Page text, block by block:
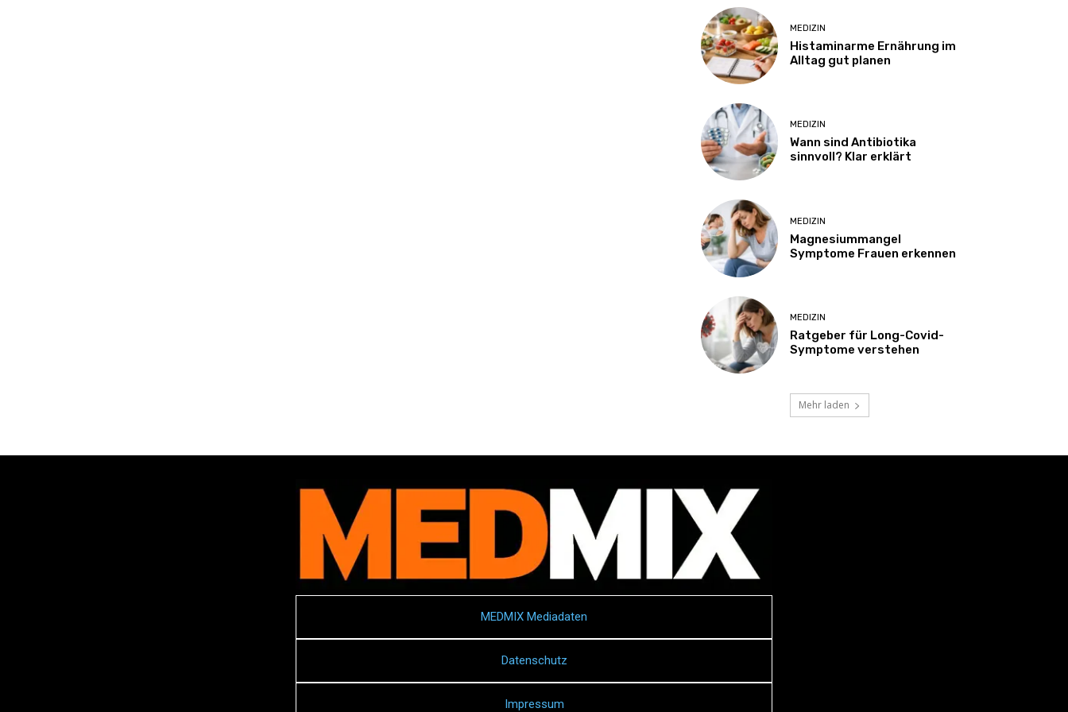
MEDIZIN
Histaminarme Ernährung im
Alltag gut planen
MEDIZIN
Wann sind Antibiotika
sinnvoll? Klar erklärt
MEDIZIN
Magnesiummangel
Symptome Frauen erkennen
MEDIZIN
Ratgeber für Long-Covid-
Symptome verstehen
Mehr laden
MEDMIX Mediadaten
Datenschutz
Impressum